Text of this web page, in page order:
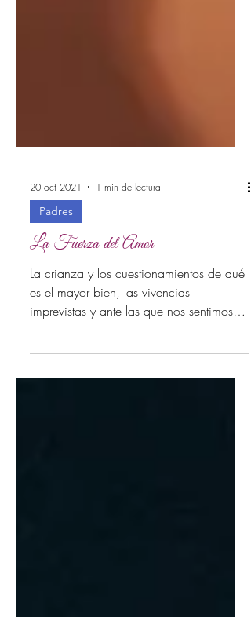
20 oct 2021
Padres
La Fuerza del Amor
La crianza y los cuestionamientos de qué
es el mayor bien, las vivencias
sobrepasad@s e...